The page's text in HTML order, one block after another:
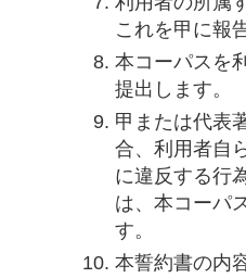
これを甲に報
本コーパスを
提出します。
甲または代表
合、利用者自
に違反する行
は、本コーパ
す。
本誓約書の内